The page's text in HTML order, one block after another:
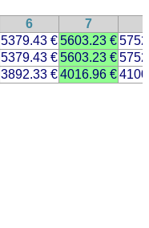
6 7
5379.43 €5603.23 €
5379.43 €5603.23 €
3892.33 €4016.96 €